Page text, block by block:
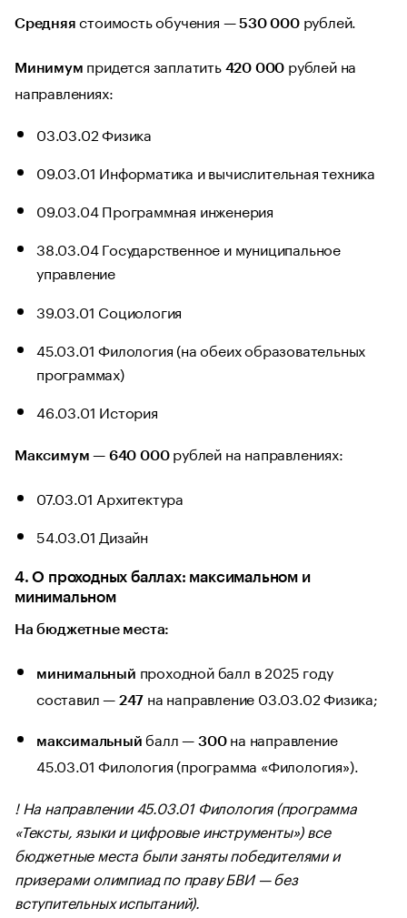
Средняя стоимость обучения —530 000рублей.
Минимум придется заплатить 420 000 рублей на
направлениях:
03.03.02 Физика
09.03.01 Информатика и вычислительная техника
09.03.04 Программная инженерия
38.03.04 Государственное и муниципальное
управление
39.03.01 Социология
45.03.01 Филология (на обеих образовательных
программах)
46.03.01 История
Максимум — 640 000 рублей на направлениях:
07.03.01 Архитектура
54.03.01 Дизайн
4. О проходных баллах: максимальном и
минимальном
На бюджетные места:
минимальный проходной балл в 2025 году
составил — 247 на направление 03.03.02 Физика;
максимальный балл —300на направление
45.03.01 Филология (программа «Филология»).
! На направлении 45.03.01 Филология (программа
«Тексты, языки и цифровые инструменты») все
бюджетные места были заняты победителями и
призерами олимпиад по праву БВИ — без
вступительных испытаний).